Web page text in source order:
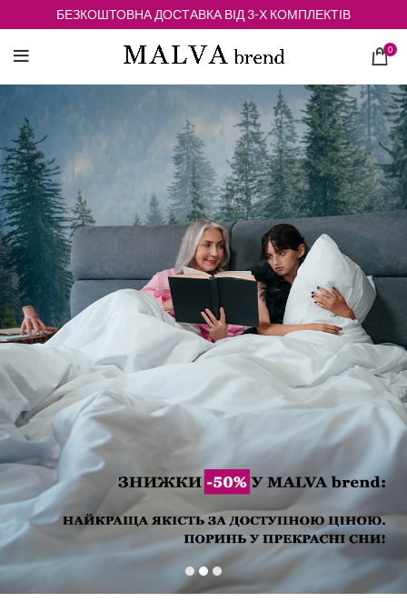
БЕЗКОШТОВНА ДОСТАВКА ВІД 3-Х КОМПЛЕКТІВ
0